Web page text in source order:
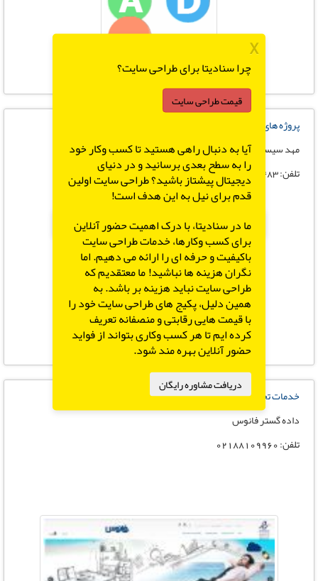
X
پروژه های مخابراتی
مهد سیستم
تلفن: 09354127483 - 0
خدمات تخصصی مبتنی بر VOIP شرکت
داده گستر فانوس
تلفن: 02188109960
X
چرا سنادیتا برای طراحی سایت؟
قیمت طراحی سایت
آیا به دنبال راهی هستید تا کسب وکار خود
را به سطح بعدی برسانید و در دنیای
دیجیتال پیشتاز باشید؟ طراحی سایت اولین
قدم برای نیل به این هدف است!
ما در سنادیتا، با درک اهمیت حضور آنلاین
برای کسب وکارها، خدمات طراحی سایت
باکیفیت و حرفه ای را ارائه می دهیم. اما
نگران هزینه ها نباشید! ما معتقدیم که
طراحی سایت نباید هزینه بر باشد. به
همین دلیل، پکیج های طراحی سایت خود را
با قیمت هایی رقابتی و منصفانه تعریف
کرده ایم تا هر کسب وکاری بتواند از فواید
حضور آنلاین بهره مند شود.
دریافت مشاوره رایگان